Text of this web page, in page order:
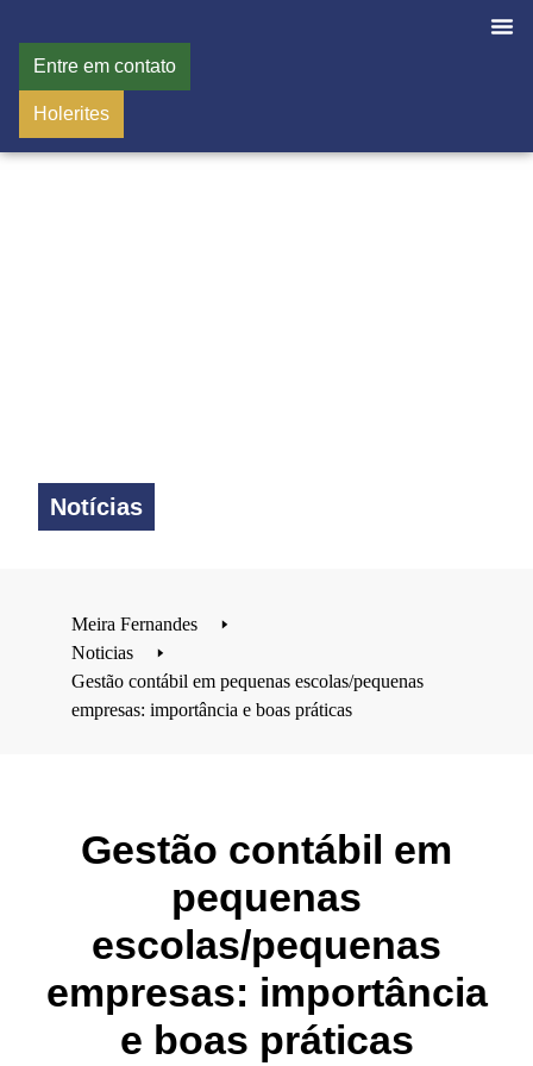
Entre em contato
Holerites
Notícias
Meira Fernandes
🢒
Noticias
🢒
Gestão contábil em pequenas escolas/pequenas
empresas: importância e boas práticas
Gestão contábil em
pequenas
escolas/pequenas
empresas: importância
e boas práticas